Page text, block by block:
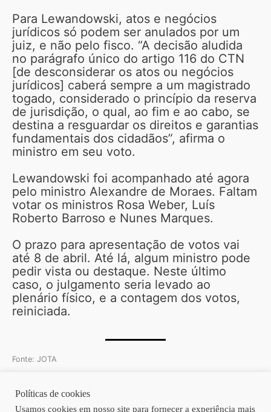
Para Lewandowski, atos e negócios
jurídicos só podem ser anulados por um
juiz, e não pelo fisco. “A decisão aludida
no parágrafo único do artigo 116 do CTN
[de desconsiderar os atos ou negócios
jurídicos] caberá sempre a um magistrado
togado, considerado o princípio da reserva
de jurisdição, o qual, ao fim e ao cabo, se
destina a resguardar os direitos e garantias
fundamentais dos cidadãos”, afirma o
ministro em seu voto.
Lewandowski foi acompanhado até agora
pelo ministro Alexandre de Moraes. Faltam
votar os ministros Rosa Weber, Luís
Roberto Barroso e Nunes Marques.
O prazo para apresentação de votos vai
até 8 de abril. Até lá, algum ministro pode
pedir vista ou destaque. Neste último
caso, o julgamento seria levado ao
plenário físico, e a contagem dos votos,
reiniciada.
Fonte: JOTA
Copyright © 2026 | Homero Costa Advogados
Políticas de cookies
Usamos cookies em nosso site para fornecer a experiência mais